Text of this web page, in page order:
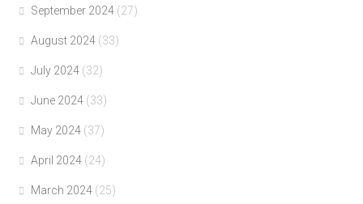
September 2024 (27)
August 2024 (33)
July 2024 (32)
June 2024 (33)
May 2024 (37)
April 2024 (24)
March 2024 (25)